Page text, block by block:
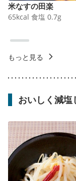
米なすの田楽
65kcal 食塩 0.7g
もっと見る
おいしく減塩